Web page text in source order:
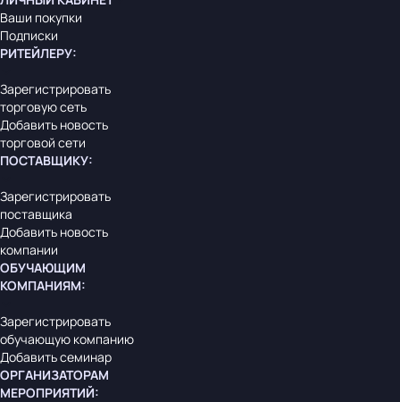
Ваши покупки
Подписки
РИТЕЙЛЕРУ:
Зарегистрировать
торговую сеть
Добавить новость
торговой сети
ПОСТАВЩИКУ:
Зарегистрировать
поставщика
Добавить новость
компании
ОБУЧАЮЩИМ
КОМПАНИЯМ:
Зарегистрировать
обучающую компанию
Добавить семинар
ОРГАНИЗАТОРАМ
МЕРОПРИЯТИЙ: